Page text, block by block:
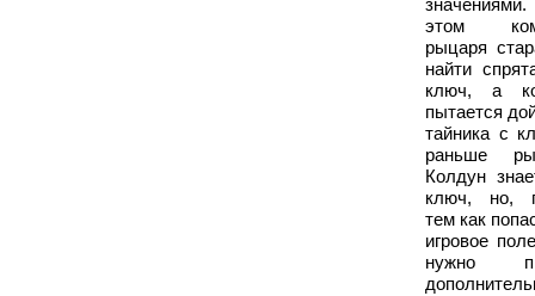
этом
рыцаря
найти
ключ, а
пытается
тайника с
раньше
Колдун
ключ, но,
тем как
игровое
нужно